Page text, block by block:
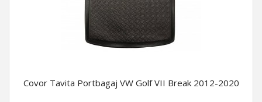
Covor Tavita Portbagaj VW Golf VII Break 2012-2020